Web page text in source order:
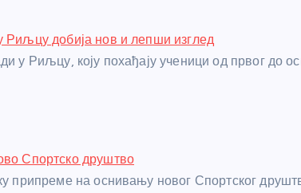
Риљцу добија нов и лепши изглед
у Риљцу, коју похађају ученици од првог до
Спортско друштво
припреме на оснивању новог Спортског